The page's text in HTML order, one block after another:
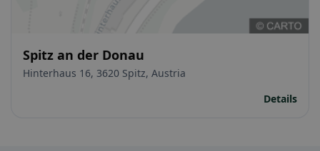
Spitz an der Donau
Hinterhaus 16, 3620 Spitz, Austria
Details